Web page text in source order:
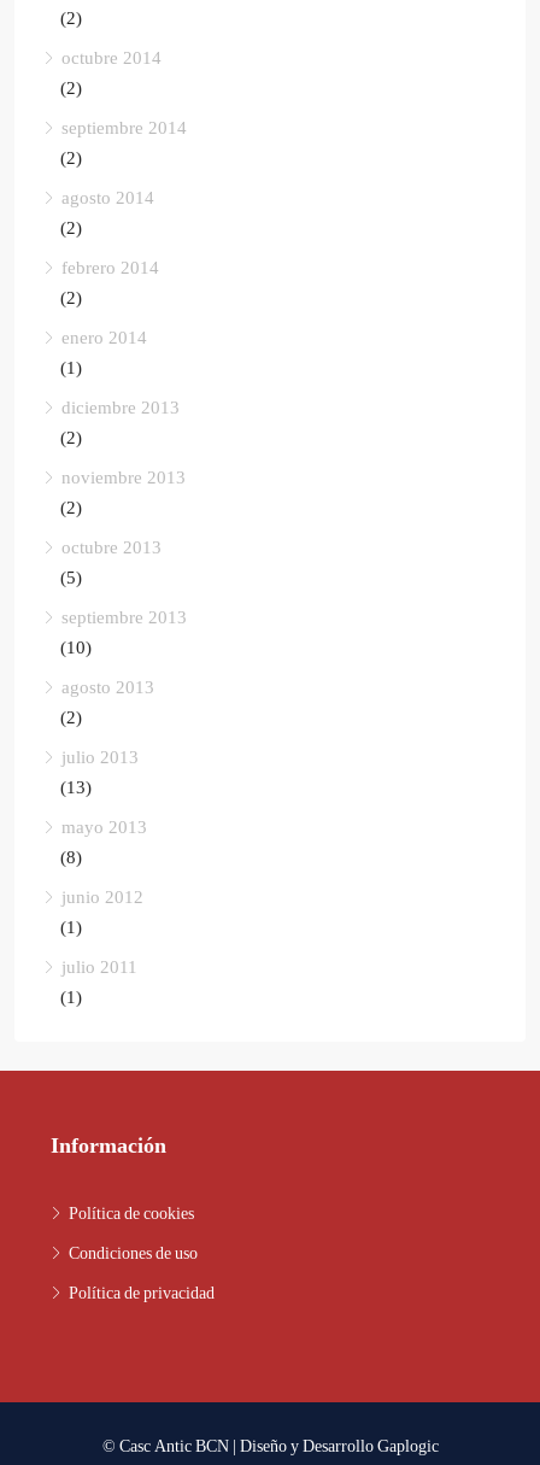
(2)
octubre 2014
(2)
septiembre 2014
(2)
agosto 2014
(2)
febrero 2014
(2)
enero 2014
(1)
diciembre 2013
(2)
noviembre 2013
(2)
octubre 2013
(5)
septiembre 2013
(10)
agosto 2013
(2)
julio 2013
(13)
mayo 2013
(8)
junio 2012
(1)
julio 2011
(1)
Información
Política de cookies
Condiciones de uso
Política de privacidad
© Casc Antic BCN | Diseño y DesarrolloGaplogic